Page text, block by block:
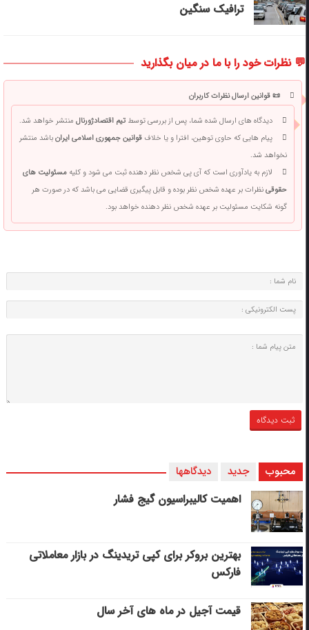
ترافیک سنگین
💬 نظرات خود را با ما در میان بگذارید
📜 قوانین ارسال نظرات کاربران
دیدگاه های ارسال شده شما، پس از بررسی توسطتیم اقتصادژورنالمنتشر خواهد شد.
پیام هایی که حاوی توهین، افترا و یا خلافقوانین جمهوری اسلامی ایرانباشد منتشر
نخواهد شد.
لازم به یادآوری است که آی پی شخص نظر دهنده ثبت می شود و کلیهمسئولیت های
حقوقینظرات بر عهده شخص نظر بوده و قابل پیگیری قضایی می باشد که در صورت هر
گونه شکایت مسئولیت بر عهده شخص نظر دهنده خواهد بود.
محبوب جدید دیدگاهها
اهمیت کالیبراسیون گیج فشار
بهترین بروکر برای کپی‌ تریدینگ در بازار معاملاتی
فارکس
قیمت آجیل در ماه های آخر سال